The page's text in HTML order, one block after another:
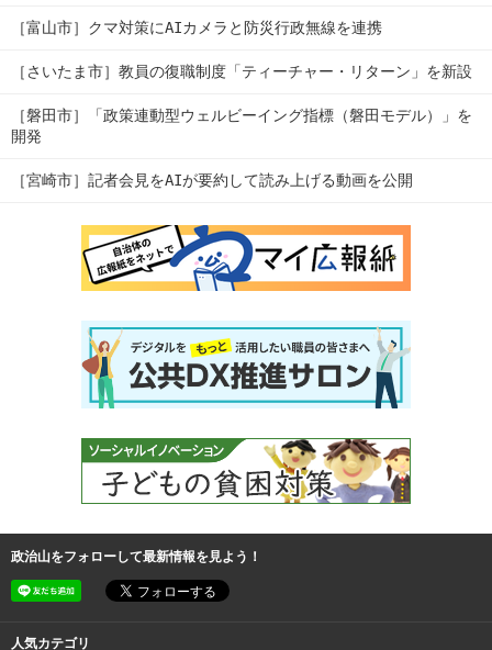
［富山市］クマ対策にAIカメラと防災行政無線を連携
［さいたま市］教員の復職制度「ティーチャー・リターン」を新設
［磐田市］「政策連動型ウェルビーイング指標（磐田モデル）」を
開発
［宮崎市］記者会見をAIが要約して読み上げる動画を公開
政治山をフォローして最新情報を見よう！
人気カテゴリ